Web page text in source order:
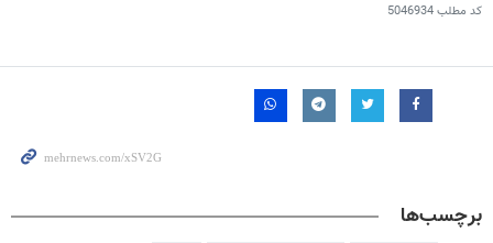
کد مطلب5046934
برچسب‌ها